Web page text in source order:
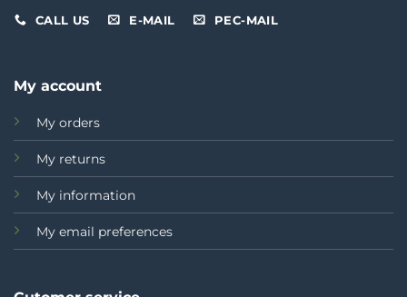
CALL US E-MAIL PEC-MAIL
My account
My orders
My returns
My information
My email preferences